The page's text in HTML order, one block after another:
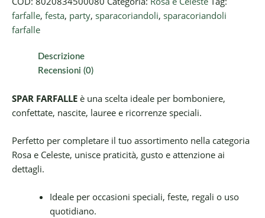
farfalle, festa, party, sparacoriandoli, sparacoriandoli
farfalle
Descrizione
Recensioni (0)
SPAR FARFALLE è una scelta ideale per bomboniere,
confettate, nascite, lauree e ricorrenze speciali.
Perfetto per completare il tuo assortimento nella categoria
Rosa e Celeste, unisce praticità, gusto e attenzione ai
dettagli.
Ideale per occasioni speciali, feste, regali o uso
quotidiano.